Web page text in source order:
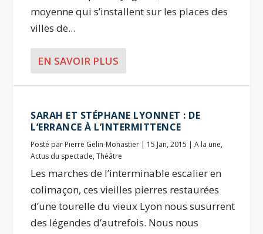
moyenne qui s’installent sur les places des
villes de...
EN SAVOIR PLUS
SARAH ET STÉPHANE LYONNET : DE
L’ERRANCE À L’INTERMITTENCE
Posté par Pierre Gelin-Monastier | 15 Jan, 2015 |A la une,
Actus du spectacle,Théâtre
Les marches de l’interminable escalier en
colimaçon, ces vieilles pierres restaurées
d’une tourelle du vieux Lyon nous susurrent
des légendes d’autrefois. Nous nous